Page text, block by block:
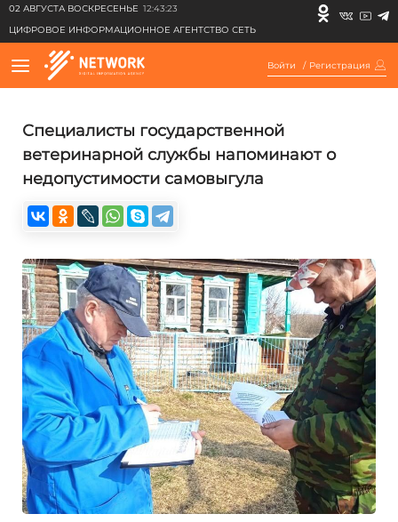
02 АВГУСТА ВОСКРЕСЕНЬЕ 12:43:23
ЦИФРОВОЕ ИНФОРМАЦИОННОЕ АГЕНТСТВО СЕТЬ
Войти / Регистрация
Специалисты государственной
ветеринарной службы напоминают о
недопустимости самовыгула